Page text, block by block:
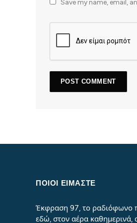
Save my name, email,
ΠΟΙΟΙ ΕΙΜΑΣΤΕ
Έκφραση 97, το ραδιόφωνο
εδώ, στον αέρα καθημερινά,